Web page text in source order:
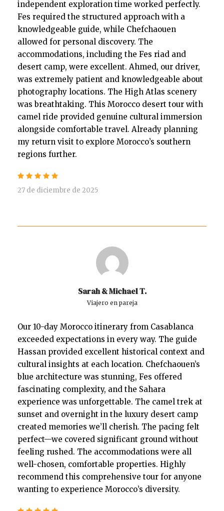
independent exploration time worked perfectly.
Fes required the structured approach with a
knowledgeable guide, while Chefchaouen
allowed for personal discovery. The
accommodations, including the Fes riad and
desert camp, were excellent. Ahmed, our driver,
was extremely patient and knowledgeable about
photography locations. The High Atlas scenery
was breathtaking. This Morocco desert tour with
camel ride provided genuine cultural immersion
alongside comfortable travel. Already planning
my return visit to explore Morocco’s southern
regions further.
27 de diciembre de 2025
Sarah & Michael T.
Viajero en pareja
Our 10-day Morocco itinerary from Casablanca
exceeded expectations in every way. The guide
Hassan provided excellent historical context and
cultural insights at each location. Chefchaouen’s
blue architecture was stunning, Fes offered
fascinating complexity, and the Sahara
experience was unforgettable. The camel trek at
sunset and overnight in the luxury desert camp
created memories we’ll cherish. The pacing felt
perfect—we covered significant ground without
feeling rushed. The accommodations were all
well-chosen, comfortable properties. Highly
recommend this comprehensive tour for anyone
wanting to experience Morocco’s diversity.